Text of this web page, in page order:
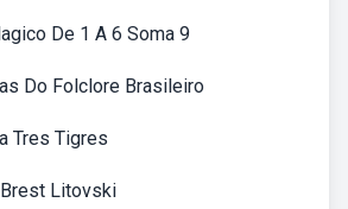
De 1 A 6 Soma 9
Do Folclore Brasileiro
Tres Tigres
Litovski